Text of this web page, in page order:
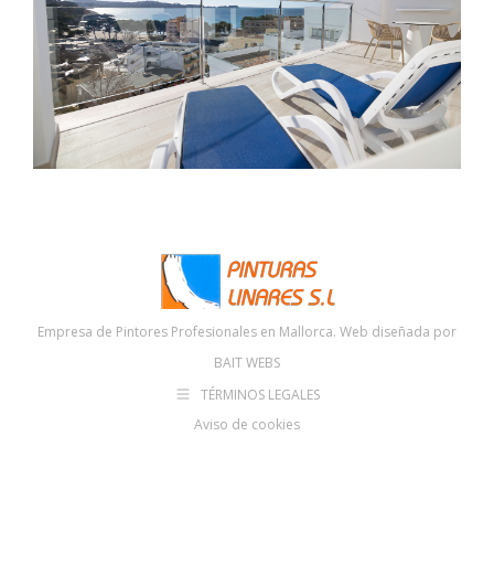
Empresa de Pintores Profesionales en Mallorca. Web diseñada por
BAIT WEBS
TÉRMINOS LEGALES
Aviso de cookies